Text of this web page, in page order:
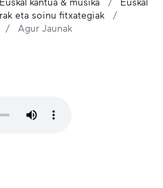
Euskal kantua & musika
Euskal
eta soinu fitxategiak
Agur Jaunak